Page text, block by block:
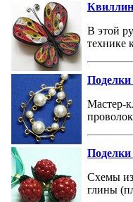
В этой
технике
Поделки
Мастер-
Поделки
Схемы
глины